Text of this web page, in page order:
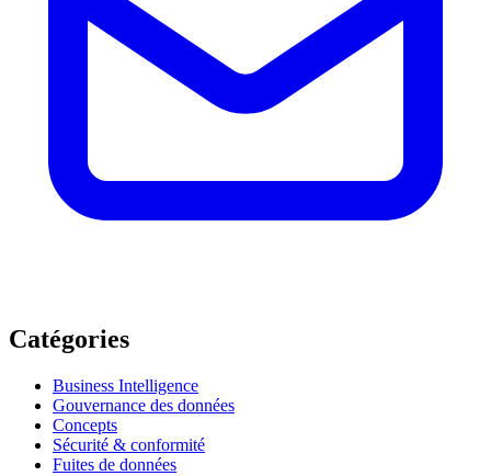
Catégories
Business Intelligence
Gouvernance des données
Concepts
Sécurité & conformité
Fuites de données